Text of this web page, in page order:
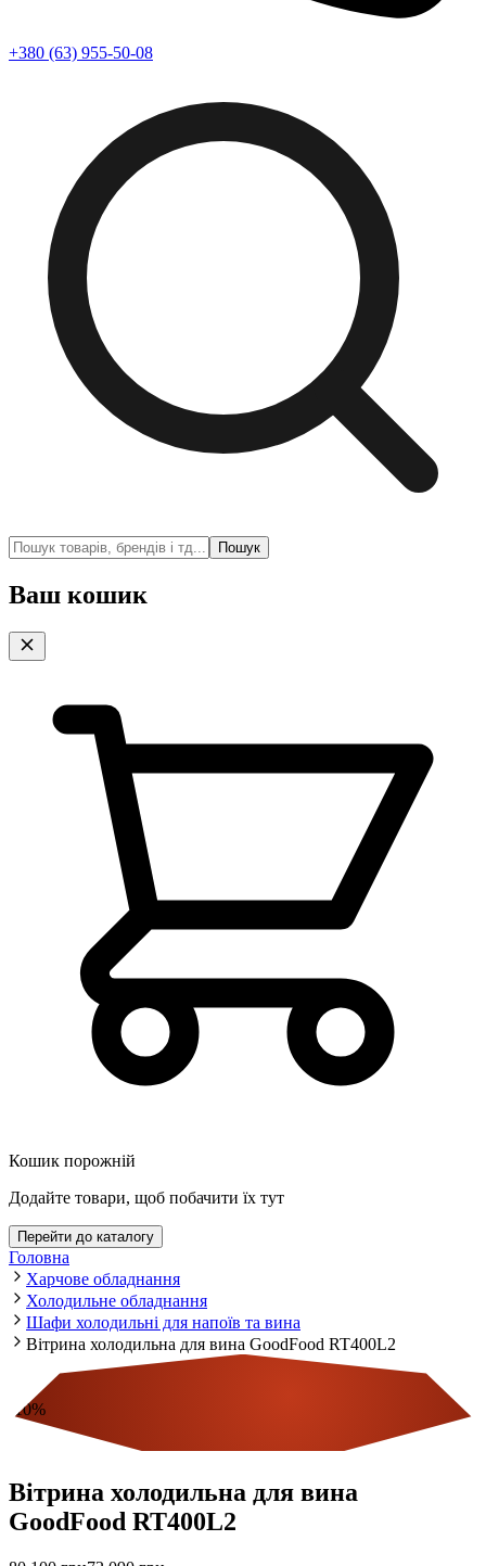
+380 (63) 955-50-08
Пошук
Ваш кошик
Кошик порожній
Додайте товари, щоб побачити їх тут
Перейти до каталогу
Головна
Харчове обладнання
Холодильне обладнання
Шафи холодильні для напоїв та вина
Вітрина холодильна для вина GoodFood RT400L2
10%
Вітрина холодильна для вина
GoodFood RT400L2